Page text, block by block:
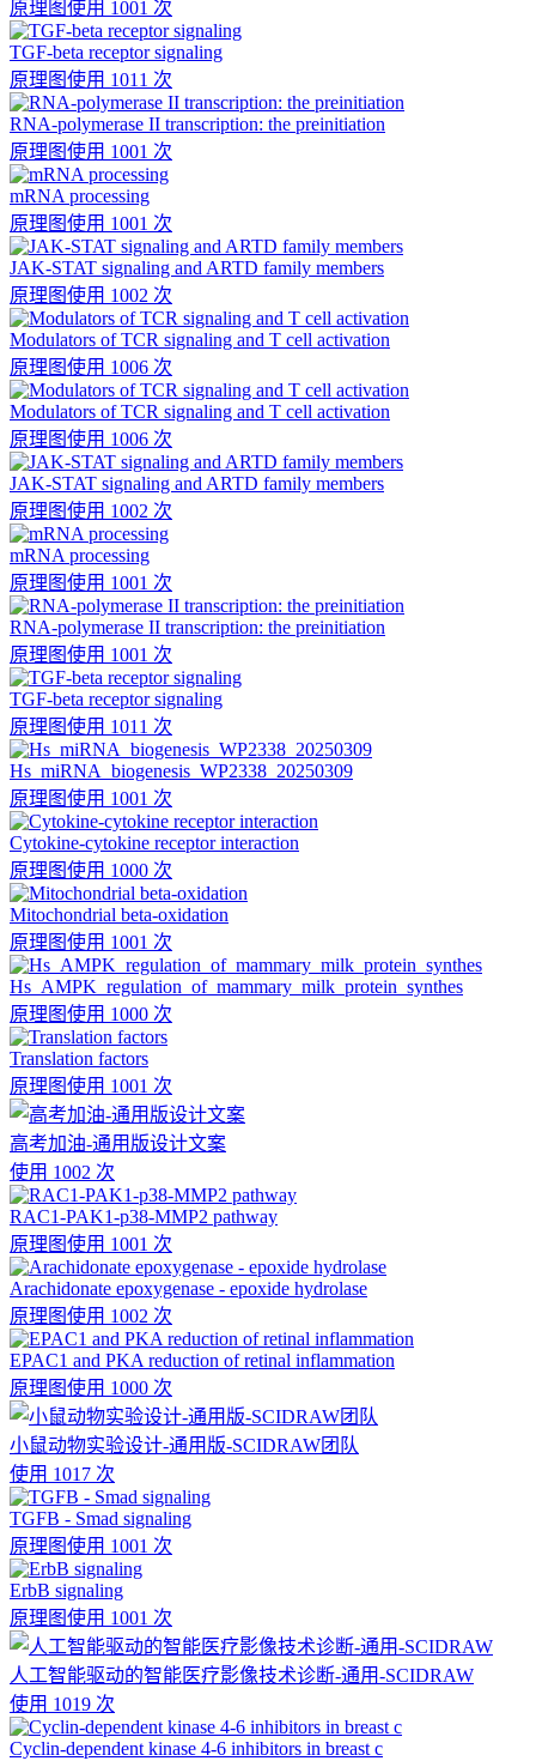
原理图使用 1001 次
TGF-beta receptor signaling
原理图使用 1011 次
RNA-polymerase II transcription: the preinitiation
原理图使用 1001 次
mRNA processing
原理图使用 1001 次
JAK-STAT signaling and ARTD family members
原理图使用 1002 次
Modulators of TCR signaling and T cell activation
原理图使用 1006 次
Modulators of TCR signaling and T cell activation
原理图使用 1006 次
JAK-STAT signaling and ARTD family members
原理图使用 1002 次
mRNA processing
原理图使用 1001 次
RNA-polymerase II transcription: the preinitiation
原理图使用 1001 次
TGF-beta receptor signaling
原理图使用 1011 次
Hs_miRNA_biogenesis_WP2338_20250309
原理图使用 1001 次
Cytokine-cytokine receptor interaction
原理图使用 1000 次
Mitochondrial beta-oxidation
原理图使用 1001 次
Hs_AMPK_regulation_of_mammary_milk_protein_synthes
原理图使用 1000 次
Translation factors
原理图使用 1001 次
高考加油-通用版设计文案
使用 1002 次
RAC1-PAK1-p38-MMP2 pathway
原理图使用 1001 次
Arachidonate epoxygenase - epoxide hydrolase
原理图使用 1002 次
EPAC1 and PKA reduction of retinal inflammation
原理图使用 1000 次
小鼠动物实验设计-通用版-SCIDRAW团队
使用 1017 次
TGFB - Smad signaling
原理图使用 1001 次
ErbB signaling
原理图使用 1001 次
人工智能驱动的智能医疗影像技术诊断-通用-SCIDRAW
使用 1019 次
Cyclin-dependent kinase 4-6 inhibitors in breast c